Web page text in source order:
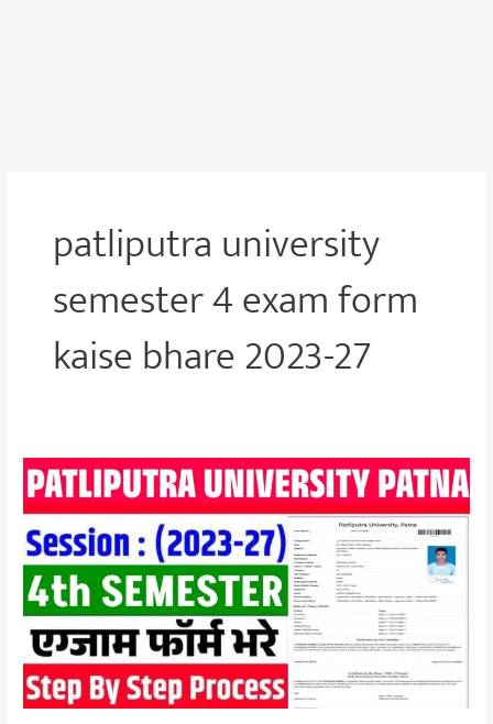
patliputra university
semester 4 exam form
kaise bhare 2023-27
Patliputra
University
UG
4th
Semester
Exam
Form
Fill-
Up